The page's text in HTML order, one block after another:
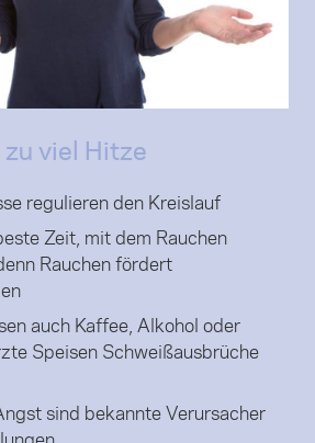
zu viel Hitze
regulieren den Kreislauf
Zeit, mit dem Rauchen
Rauchen fördert
auch Kaffee, Alkohol oder
Speisen Schweißausbrüche
sind bekannte Verursacher